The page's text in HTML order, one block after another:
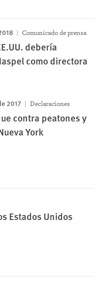
Comunicado de prensa
debería
como directora
2017 Declaraciones
contra peatones y
York
Estados Unidos